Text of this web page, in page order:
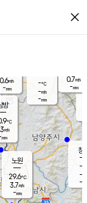
close
-℃
-m/s
-mm
창
-
-m/
-
0.7m/s
-mm
노원
29.6℃
3.7m/s
-mm
방
℃
m/s
mm
0.6m/s
-mm